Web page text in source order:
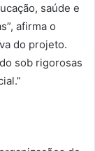
saúde e
afirma o
do projeto.
sob rigorosas